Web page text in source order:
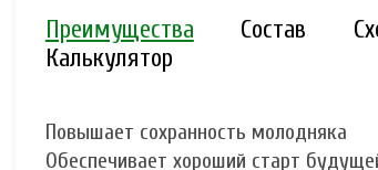
Преимущества Состав
Калькулятор
Повышает сохранность молодняка
Обеспечивает хороший старт